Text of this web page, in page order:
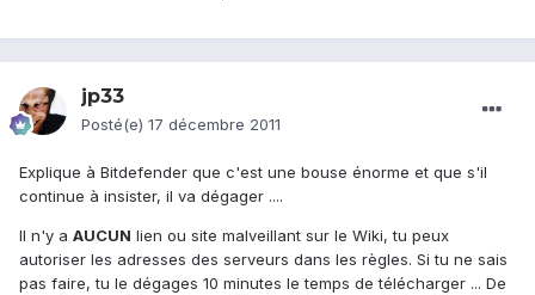
jp33
Posté(e) 17 décembre 2011
Explique à Bitdefender que c'est une bouse énorme et que s'il
continue à insister, il va dégager ....
Il n'y a AUCUN lien ou site malveillant sur le Wiki, tu peux
autoriser les adresses des serveurs dans les règles. Si tu ne sais
pas faire, tu le dégages 10 minutes le temps de télécharger ... De